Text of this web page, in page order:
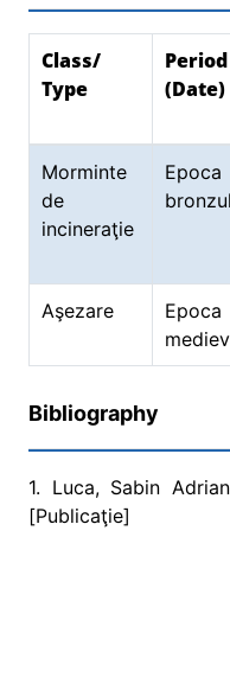
Class/
Type
Period
(Date)
Morminte
de
incineraţie
Epoca
Aşezare
Epoca
Bibliography
1. Luca, Sabin
[Publicaţie]